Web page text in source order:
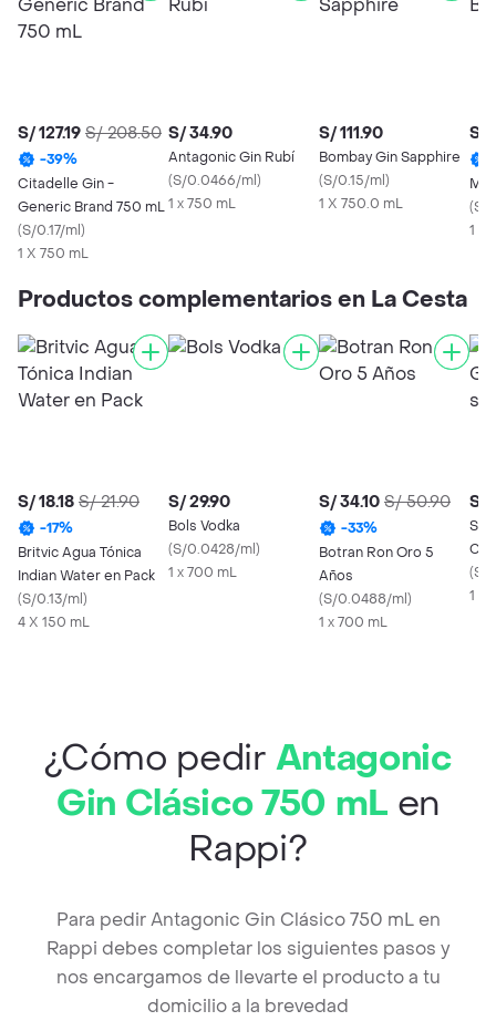
S/ 127.19 S/ 208.50
-39%
Citadelle Gin -
Generic Brand 750 mL
(S/0.17/ml)
1 X 750 mL
S/ 34.90
Antagonic Gin Rubí
(S/0.0466/ml)
1 x 750 mL
S/ 111.90
Bombay Gin Sapphire
(S/0.15/ml)
1 X 750.0 mL
S/
Mg
(S/
1 X
Productos complementarios en La Cesta
S/ 18.18 S/ 21.90
-17%
Britvic Agua Tónica
Indian Water en Pack
(S/0.13/ml)
4 X 150 mL
S/ 29.90
Bols Vodka
(S/0.0428/ml)
1 x 700 mL
S/ 34.10 S/ 50.90
-33%
Botran Ron Oro 5
Años
(S/0.0488/ml)
1 x 700 mL
S/
(S/
1 X
¿Cómo pedir Antagonic
Gin Clásico 750 mL en
Rappi?
Para pedir Antagonic Gin Clásico 750 mL en
Rappi debes completar los siguientes pasos y
nos encargamos de llevarte el producto a tu
domicilio a la brevedad